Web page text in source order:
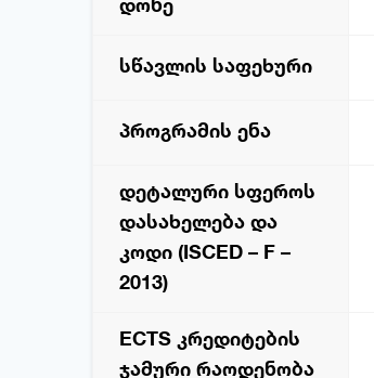
სწავლის საფეხური
პროგრამის ენა
დეტალური სფეროს
დასახელება და
კოდი (ISCED – F –
2013)
ECTS კრედიტების
ჯამური რაოდენობა